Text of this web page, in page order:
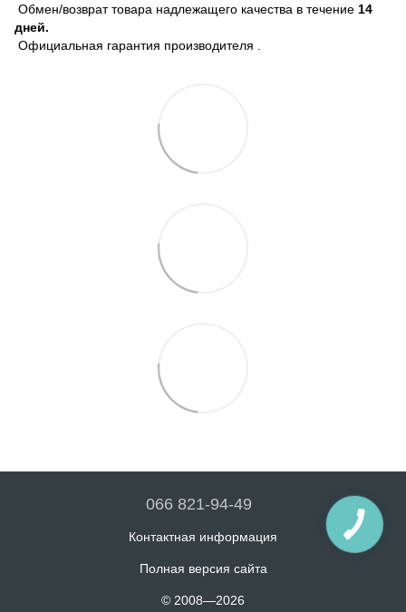
Обмен/возврат товара надлежащего качества в течение 14
дней.
Официальная гарантия производителя .
066 821-94-49
Контактная информация
Полная версия сайта
© 2008—2026